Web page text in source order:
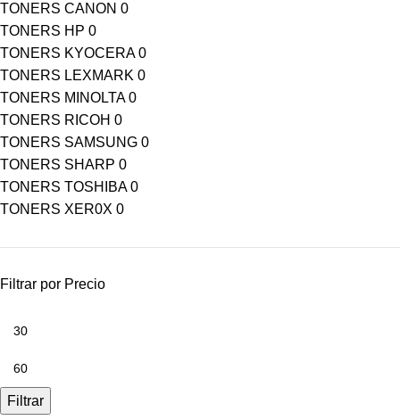
TONERS CANON 0
TONERS HP 0
TONERS KYOCERA 0
TONERS LEXMARK 0
TONERS MINOLTA 0
TONERS RICOH 0
TONERS SAMSUNG 0
TONERS SHARP 0
TONERS TOSHIBA 0
TONERS XER0X 0
Filtrar por Precio
Filtrar